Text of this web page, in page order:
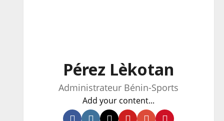
Pérez Lèkotan
Administrateur Bénin-Sports
Add your content...